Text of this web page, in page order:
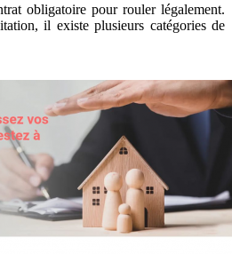
obligatoire pour rouler légalement.
il existe plusieurs catégories de